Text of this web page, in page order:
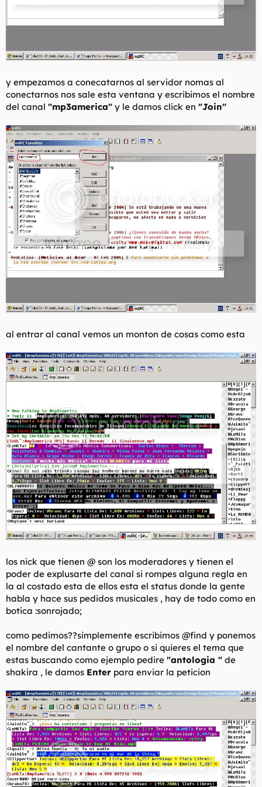
y empezamos a conecatarnos al servidor nomas al
conectarnos nos sale esta ventana y escribimos el nombre
del canal "mp3america" y le damos click en "Join"
al entrar al canal vemos un monton de cosas como esta
los nick que tienen @ son los moderadores y tienen el
poder de explusarte del canal si rompes alguna regla en
la al costado esta de ellos esta el status donde la gente
habla y hace sus pedidos musicales , hay de todo como en
botica :sonrojado;
como pedimos??simplemente escribimos @find y ponemos
el nombre del cantante o grupo o si quieres el tema que
estas buscando como ejemplo pedire "antologia " de
shakira , le damos Enter para enviar la peticion